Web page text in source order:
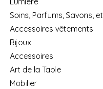
Soins, Parfums, Savons,
Accessoires vêtements
Bijoux
Accessoires
Art de la Table
Mobilier